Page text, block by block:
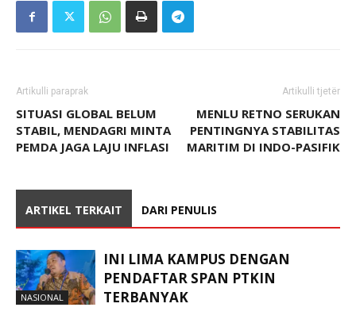
Artikulli paraprak
SITUASI GLOBAL BELUM
STABIL, MENDAGRI MINTA
PEMDA JAGA LAJU INFLASI
Artikulli tjetër
MENLU RETNO SERUKAN
PENTINGNYA STABILITAS
MARITIM DI INDO-PASIFIK
ARTIKEL TERKAIT DARI PENULIS
NASIONAL
INI LIMA KAMPUS DENGAN
PENDAFTAR SPAN PTKIN
TERBANYAK